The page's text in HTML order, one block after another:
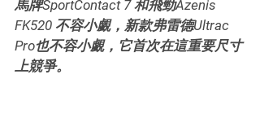
馬牌SportContact 7 和飛勁Azenis
FK520 不容小覷，新款弗雷德Ultrac
Pro也不容小覷，它首次在這重要尺寸
上競爭。